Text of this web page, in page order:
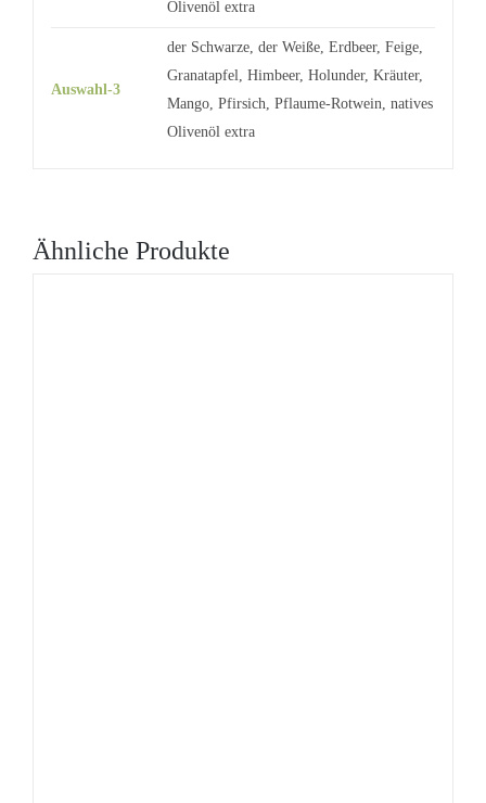
Olivenöl extra
Auswahl-3
der Schwarze, der Weiße, Erdbeer, Feige,
Granatapfel, Himbeer, Holunder, Kräuter,
Mango, Pfirsich, Pflaume-Rotwein, natives
Olivenöl extra
Ähnliche Produkte